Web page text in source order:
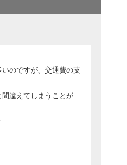
のですが、交通費の支
違えてしまうことが